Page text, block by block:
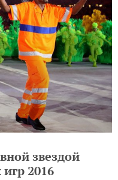
звездой
2016